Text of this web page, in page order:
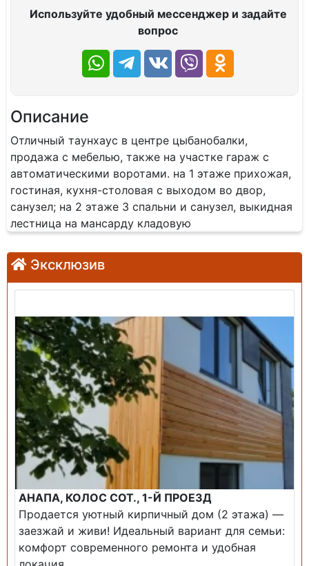
Используйте удобный мессенджер и задайте
вопрос
Описание
Отличный таунхаус в центре цыбанобалки,
продажа с мебелью, также на участке гараж с
автоматическими воротами. на 1 этаже прихожая,
гостиная, кухня-столовая с выходом во двор,
санузел; на 2 этаже 3 спальни и санузел, выкидная
лестница на мансарду кладовую
Эксклюзив
АНАПА, КОЛОС СОТ., 1-Й ПРОЕЗД
Продается уютный кирпичный дом (2 этажа) —
заезжай и живи! ​Идеальный вариант для семьи:
комфорт современного ремонта и удобная